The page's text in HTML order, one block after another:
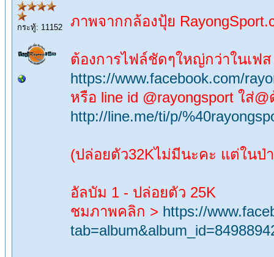
กระทู้: 11152 ภาพจากกล้องปุ้ย
ต้องการไฟล์ชัดๆใหญ่กว่าในเฟ
https://www.facebook.com/
หรือ line id @rayongsport ใส่
http://line.me/ti/p/
(ปล่อยตัว32Kไม่มีนะคะ แต่ใน
อัลบัม 1 - ปล่อยตัว 25K
ชมภาพคลิก > https://